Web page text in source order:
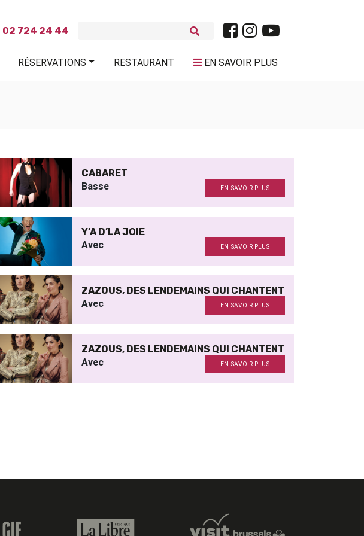
02 724 24 44
RÉSERVATIONS RESTAURANT EN SAVOIR PLUS
CABARET
Basse EN SAVOIR PLUS
Y’A D’LA JOIE
Avec EN SAVOIR PLUS
ZAZOUS, DES LENDEMAINS QUI CHANTENT
Avec EN SAVOIR PLUS
ZAZOUS, DES LENDEMAINS QUI CHANTENT
Avec EN SAVOIR PLUS